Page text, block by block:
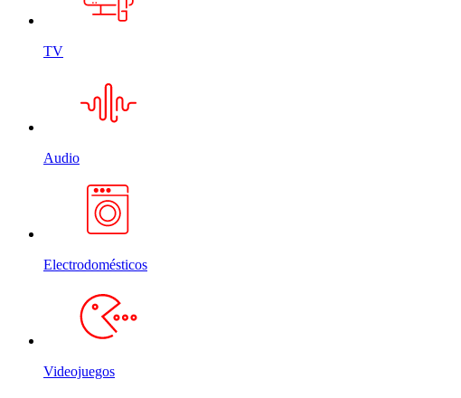
TV
Audio
Electrodomésticos
Videojuegos